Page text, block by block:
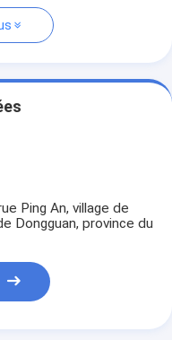
Ping An, village de
Dongguan, province du